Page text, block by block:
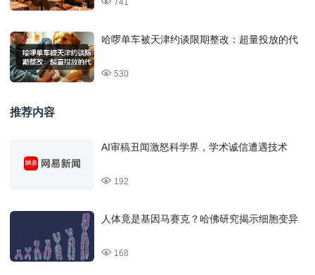
哈啰单车被天津约谈限期整改：超量投放的代
530
推荐内容
AI审稿丑闻激怒科学界，学术诚信遭遇技术
192
人体竟是基因马赛克？哈佛研究揭示细胞变异
168